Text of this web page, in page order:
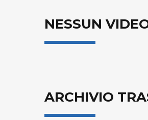
NESSUN
ARCHIVIO